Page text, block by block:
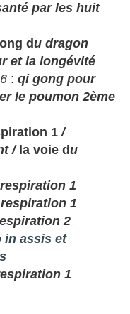
anté par les huit
du dragon
et la longévité
: qi gong pour
le poumon 2ème
1 /
/ la voie du
respiration 1
1
2
in assis et
1